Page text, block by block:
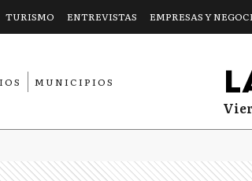
TURISMO ENTREVISTAS EMPRESAS Y
MUNICIPIOS